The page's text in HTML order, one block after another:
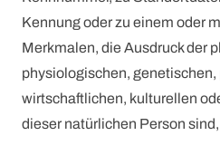
Kennung oder zu einem oder
Merkmalen, die Ausdruck der
physiologischen, genetischen,
wirtschaftlichen, kulturellen
dieser natürlichen Person